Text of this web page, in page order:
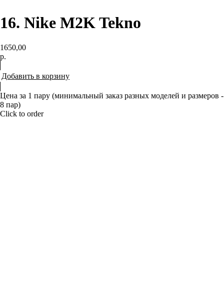
16. Nike M2K Tekno
1650,00
р.
Добавить в корзину
Цена за 1 пару (минимальный заказ разных моделей и размеров -
8 пар)
Click to order